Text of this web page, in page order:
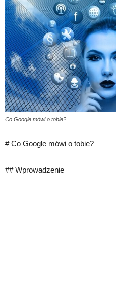
Co Google mówi o tobie?
# Co Google mówi o tobie?
## Wprowadzenie